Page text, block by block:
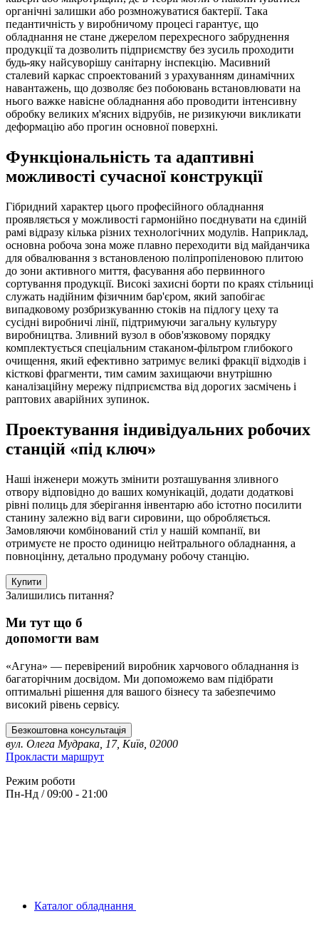
органічні залишки або розмножуватися бактерії. Така
педантичність у виробничому процесі гарантує, що
обладнання не стане джерелом перехресного забруднення
продукції та дозволить підприємству без зусиль проходити
будь-яку найсуворішу санітарну інспекцію. Масивний
сталевий каркас спроектований з урахуванням динамічних
навантажень, що дозволяє без побоювань встановлювати на
нього важке навісне обладнання або проводити інтенсивну
обробку великих м'ясних відрубів, не ризикуючи викликати
деформацію або прогин основної поверхні.
Функціональність та адаптивні
можливості сучасної конструкції
Гібридний характер цього професійного обладнання
проявляється у можливості гармонійно поєднувати на єдиній
рамі відразу кілька різних технологічних модулів. Наприклад,
основна робоча зона може плавно переходити від майданчика
для обвалювання з встановленою поліпропіленовою плитою
до зони активного миття, фасування або первинного
сортування продукції. Високі захисні борти по краях стільниці
служать надійним фізичним бар'єром, який запобігає
випадковому розбризкуванню стоків на підлогу цеху та
сусідні виробничі лінії, підтримуючи загальну культуру
виробництва. Зливний вузол в обов'язковому порядку
комплектується спеціальним стаканом-фільтром глибокого
очищення, який ефективно затримує великі фракції відходів і
кісткові фрагменти, тим самим захищаючи внутрішню
каналізаційну мережу підприємства від дорогих засмічень і
раптових аварійних зупинок.
Проектування індивідуальних робочих
станцій «під ключ»
Наші інженери можуть змінити розташування зливного
отвору відповідно до ваших комунікацій, додати додаткові
рівні полиць для зберігання інвентарю або істотно посилити
станину залежно від ваги сировини, що обробляється.
Замовляючи комбінований стіл у нашій компанії, ви
отримуєте не просто одиницю нейтрального обладнання, а
повноцінну, детально продуману робочу станцію.
Купити
Залишились питання?
Ми тут що б
допомогти вам
«Агуна» — перевірений виробник харчового обладнання із
багаторічним досвідом. Ми допоможемо вам підібрати
оптимальні рішення для вашого бізнесу та забезпечимо
високий рівень сервісу.
Безкоштовна консультація
вул. Олега Мудрака, 17, Київ, 02000
Прокласти маршрут
Режим роботи
Пн-Нд / 09:00 - 21:00
Каталог обладнання